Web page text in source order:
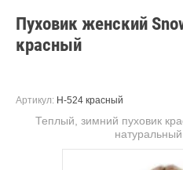
Пуховик женский
красный
Артикул: Н-524 красный
Теплый, зимний пуховик